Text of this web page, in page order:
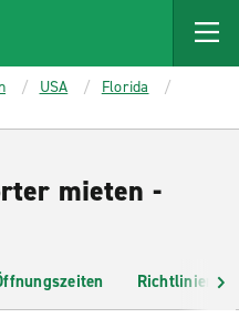
USA
Florida
mieten -
Richtlinien